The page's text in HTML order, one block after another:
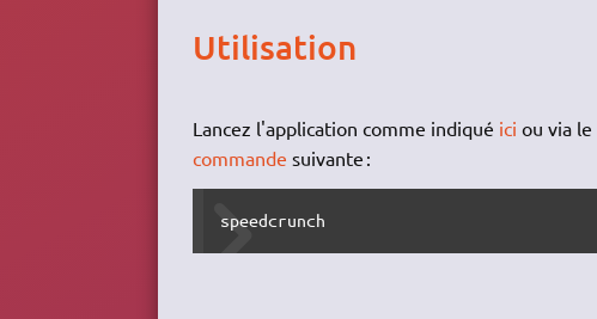
Utilisation
Lancez l'application comme indiqué ici ou via le
commande suivante :
speedcrunch